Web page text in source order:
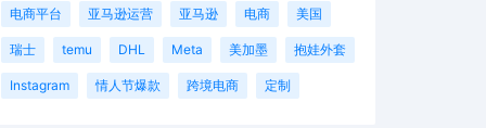
电商平台 亚马逊运营 亚马逊 电商 美国
瑞士 temu DHL Meta 美加墨 抱娃外套
Instagram 情人节爆款 跨境电商 定制